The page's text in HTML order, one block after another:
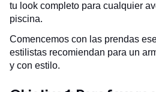
tu look completo para cualquier
piscina.
Comencemos con las prendas
estilistas recomiendan para un
y con estilo.